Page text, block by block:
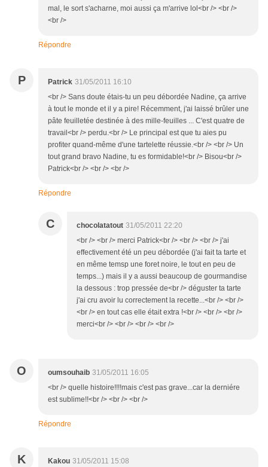
mal, le sort s'acharne, moi aussi ça m'arrive lol<br /> <br />
<br />
Répondre
P Patrick 31/05/2011 16:10
<br /> Sans doute étais-tu un peu débordée Nadine, ça arrive
à tout le monde et il y a pire! Récemment, j'ai laissé brûler une
pâte feuilletée destinée à des mille-feuilles ... C'est quatre de
travail<br /> perdu.<br /> Le principal est que tu aies pu
profiter quand-même d'une tartelette réussie.<br /> <br /> Un
tout grand bravo Nadine, tu es formidable!<br /> Bisou<br />
Patrick<br /> <br /> <br />
Répondre
C chocolatatout 31/05/2011 22:20
<br /> <br /> merci Patrick<br /> <br /> <br /> j'ai
effectivement été un peu débordée (j'ai fait ta tarte et
en même temsp une foret noire, le tout en peu de
temps...) mais il y a aussi beaucoup de gourmandise
la dessous : trop pressée de<br /> déguster ta tarte
j'ai cru avoir lu correctement la recette...<br /> <br />
<br /> en tout cas elle était extra !<br /> <br /> <br />
merci<br /> <br /> <br /> <br />
O oumsouhaib 31/05/2011 16:05
<br /> quelle histoire!!!!mais c'est pas grave...car la derniére
est sublime!!<br /> <br /> <br />
Répondre
K Kakou 31/05/2011 15:08